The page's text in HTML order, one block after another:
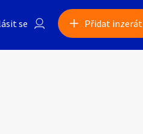
se Přidat inzerát
Sběratelství